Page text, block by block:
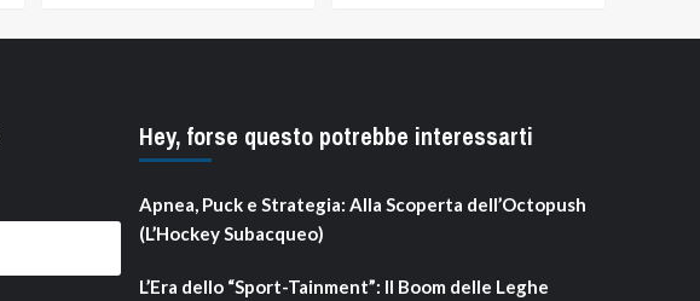
Hey, forse questo potrebbe interessarti
Apnea, Puck e Strategia: Alla Scoperta dell’Octopush
(L’Hockey Subacqueo)
L’Era dello “Sport-Tainment”: Il Boom delle Leghe